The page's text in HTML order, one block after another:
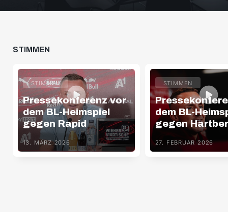
STIMMEN
STIMMEN
Pressekonferenz vor
dem BL-Heimspiel
gegen Rapid
13. MÄRZ 2026
STIMMEN
dem BL-
gegen
27. FEBRUAR 2026